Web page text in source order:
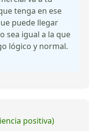
tenga en ese
puede llegar
sea igual a la que
lógico y normal.
positiva)